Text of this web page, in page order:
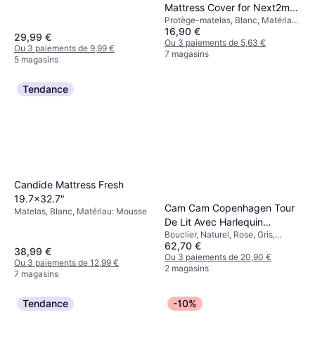
29,99 €
Ou 3 paiements de 9,99 €
5 magasins
Mattress Cover for Next2me
Cribs
Protège-matelas, Blanc, Matériau:
Coton
16,90 €
Ou 3 paiements de 5,63 €
7 magasins
Tendance
Candide Mattress Fresh
19.7x32.7"
Matelas, Blanc, Matériau: Mousse
38,99 €
Ou 3 paiements de 12,99 €
7 magasins
Cam Cam Copenhagen Tour
De Lit Avec Harlequin
Broderie Sable Beige
11.8x143.7"
Bouclier, Naturel, Rose, Gris,
Matériau: Polyester, Coton
62,70 €
Ou 3 paiements de 20,90 €
2 magasins
Tendance -10%